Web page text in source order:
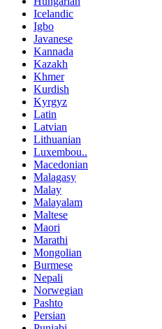
Icelandic
Igbo
Javanese
Kannada
Kazakh
Khmer
Kurdish
Kyrgyz
Latin
Latvian
Lithuanian
Luxembou..
Macedonian
Malagasy
Malay
Malayalam
Maltese
Maori
Marathi
Mongolian
Burmese
Nepali
Norwegian
Pashto
Persian